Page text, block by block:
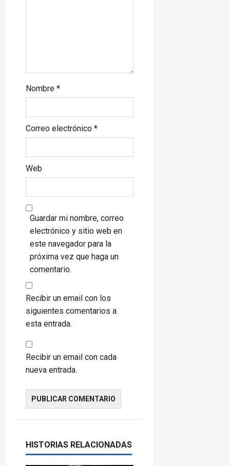
Nombre *
Correo electrónico *
Web
Guardar mi nombre, correo
electrónico y sitio web en
este navegador para la
próxima vez que haga un
comentario.
Recibir un email con los
siguientes comentarios a
esta entrada.
Recibir un email con cada
nueva entrada.
HISTORIAS RELACIONADAS